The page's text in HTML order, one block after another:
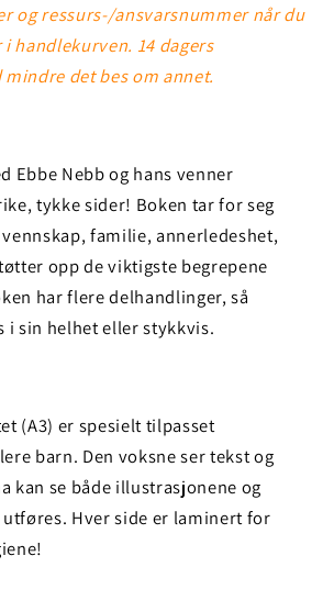
og ressurs-/ansvarsnummer når du
handlekurven. 14 dagers
det bes om annet.
Ebbe Nebb og hans venner
tykke sider! Boken tar for seg
familie, annerledeshet,
opp de viktigste begrepene
har flere delhandlinger, så
i sin helhet eller stykkvis.
(A3) er spesielt tilpasset
barn. Den voksne ser tekst og
kan se både illustrasjonene og
Hver side er laminert for